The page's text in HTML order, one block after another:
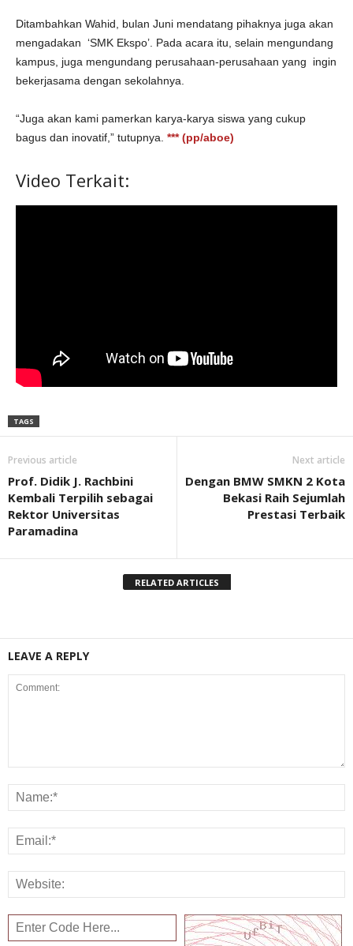
Ditambahkan Wahid, bulan Juni mendatang pihaknya juga akan
mengadakan ‘SMK Ekspo’. Pada acara itu, selain mengundang
kampus, juga mengundang perusahaan-perusahaan yang ingin
bekerjasama dengan sekolahnya.
“Juga akan kami pamerkan karya-karya siswa yang cukup
bagus dan inovatif,” tutupnya. *** (pp/aboe)
Video Terkait:
TAGS
Previous article
Prof. Didik J. Rachbini
Kembali Terpilih sebagai
Rektor Universitas
Paramadina
Next article
Dengan BMW SMKN 2 Kota
Bekasi Raih Sejumlah
Prestasi Terbaik
RELATED ARTICLES
LEAVE A REPLY